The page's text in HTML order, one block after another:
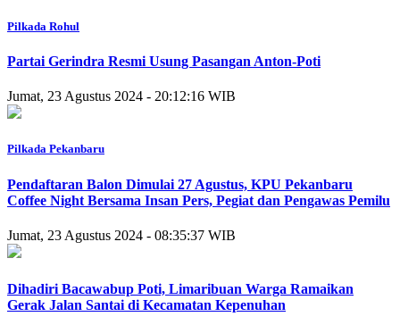
Pilkada Rohul
Partai Gerindra Resmi Usung Pasangan Anton-Poti
Jumat, 23 Agustus 2024 - 20:12:16 WIB
Pilkada Pekanbaru
Pendaftaran Balon Dimulai 27 Agustus, KPU Pekanbaru
Coffee Night Bersama Insan Pers, Pegiat dan Pengawas Pemilu
Jumat, 23 Agustus 2024 - 08:35:37 WIB
Dihadiri Bacawabup Poti, Limaribuan Warga Ramaikan
Gerak Jalan Santai di Kecamatan Kepenuhan